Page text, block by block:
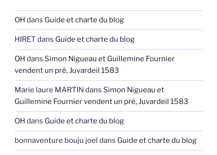
OH dans Guide et charte du blog
HIRET dans Guide et charte du blog
OH dans Simon Nigueau et Guillemine Fournier
vendent un pré, Juvardeil 1583
Marie laure MARTIN dans Simon Nigueau et
Guillemine Fournier vendent un pré, Juvardeil 1583
OH dans Guide et charte du blog
bonnaventure bouju joel dans Guide et charte du blog